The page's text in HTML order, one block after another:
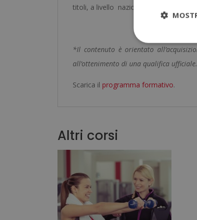
titoli, a livello nazionale e
*Il contenuto è orientato
all’ottenimento di una qualifica ufficiale.
Scarica il programma formativo.
Altri corsi